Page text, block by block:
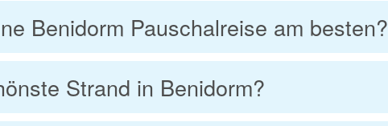
Benidorm Pauschalreise am besten?
Strand in Benidorm?